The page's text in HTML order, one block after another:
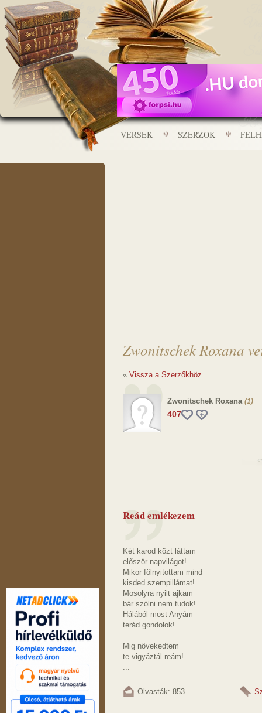
VERSEK SZERZŐK
Zwonitschek Roxana
« Vissza a Szerzőkhöz
Zwonitschek Roxana (1)
407
Reád emlékezem
Két karod közt láttam
először napvilágot!
Mikor fölnyitottam mind
kisded szempillámat!
Mosolyra nyilt ajkam
bár szólni nem tudok!
Hálából most Anyám
terád gondolok!
Mig növekedtem
te vigyáztál reám!
...
Olvasták: 853